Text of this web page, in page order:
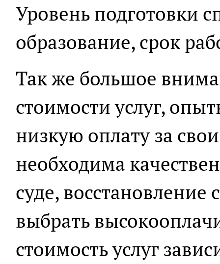
Уровень подготовки
образование, срок
Так же большое
стоимости услуг,
низкую оплату за
необходима
суде, восстановление
выбрать
стоимость услуг